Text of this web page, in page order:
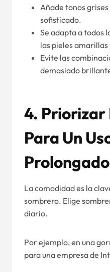
Añade tonos
sofisticado.
Se adapta a todos
las pieles amarillas
Evite las
demasiado
4.
Para Un
Prolongado
La comodidad es la
sombrero. Elige
diario.
Por ejemplo, en una
para una empresa de